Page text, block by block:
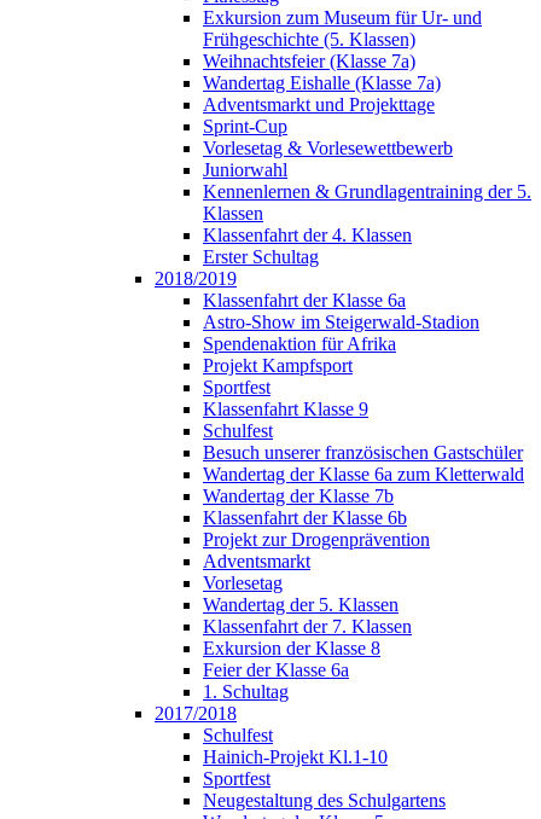
Exkursion zum Museum für Ur- und
Frühgeschichte (5. Klassen)
Weihnachtsfeier (Klasse 7a)
Wandertag Eishalle (Klasse 7a)
Adventsmarkt und Projekttage
Sprint-Cup
Vorlesetag & Vorlesewettbewerb
Juniorwahl
Kennenlernen & Grundlagentraining der 5.
Klassen
Klassenfahrt der 4. Klassen
Erster Schultag
2018/2019
Klassenfahrt der Klasse 6a
Astro-Show im Steigerwald-Stadion
Spendenaktion für Afrika
Projekt Kampfsport
Sportfest
Klassenfahrt Klasse 9
Schulfest
Besuch unserer französischen Gastschüler
Wandertag der Klasse 6a zum Kletterwald
Wandertag der Klasse 7b
Klassenfahrt der Klasse 6b
Projekt zur Drogenprävention
Adventsmarkt
Vorlesetag
Wandertag der 5. Klassen
Klassenfahrt der 7. Klassen
Exkursion der Klasse 8
Feier der Klasse 6a
1. Schultag
2017/2018
Schulfest
Hainich-Projekt Kl.1-10
Sportfest
Neugestaltung des Schulgartens